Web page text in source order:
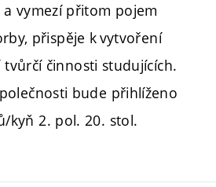
vymezí přitom pojem
přispěje k vytvoření
činnosti studujících.
bude přihlíženo
kyň 2. pol. 20. stol.